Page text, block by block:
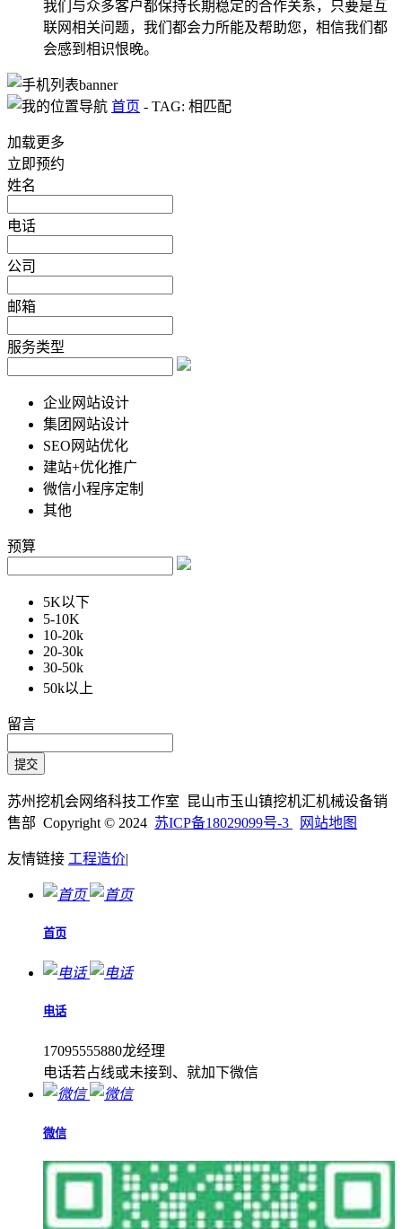
我们与众多客户都保持长期稳定的合作关系，只要是互
联网相关问题，我们都会力所能及帮助您，相信我们都
会感到相识恨晚。
首页 - TAG: 相匹配
加载更多
立即预约
姓名
电话
公司
邮箱
服务类型
企业网站设计
集团网站设计
SEO网站优化
建站+优化推广
微信小程序定制
其他
预算
5K以下
5-10K
10-20k
20-30k
30-50k
50k以上
留言
苏州挖机会网络科技工作室 昆山市玉山镇挖机汇机械设备销
售部 Copyright © 2024 苏ICP备18029099号-3 网站地图
友情链接 工程造价|
首页
电话
17095555880龙经理
电话若占线或未接到、就加下微信
微信